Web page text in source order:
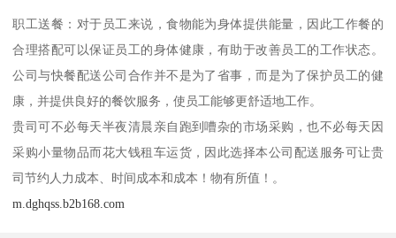
职工送餐：对于员工来说，食物能为身体提供能量，因此工作餐的
合理搭配可以保证员工的身体健康，有助于改善员工的工作状态。
公司与快餐配送公司合作并不是为了省事，而是为了保护员工的健
康，并提供良好的餐饮服务，使员工能够更舒适地工作。
贵司可不必每天半夜清晨亲自跑到嘈杂的市场采购，也不必每天因
采购小量物品而花大钱租车运货，因此选择本公司配送服务可让贵
司节约人力成本、时间成本和成本！物有所值！。
m.dghqss.b2b168.com